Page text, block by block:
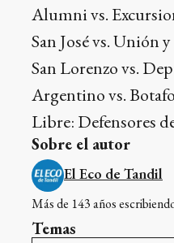
Alumni vs.
San José vs. Unión
San Lorenzo vs.
Argentino vs.
Libre: Defensores
Sobre el autor
El Eco de Tandil
Más de 143 años
Temas